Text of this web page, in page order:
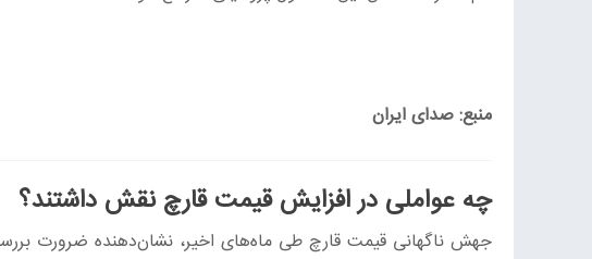
منبع: صدای ایران
چه عواملی در افزایش قیمت قارچ نقش داشتند؟
جهش ناگهانی قیمت قارچ طی ماه‌های اخیر، نشان‌دهنده ضرورت